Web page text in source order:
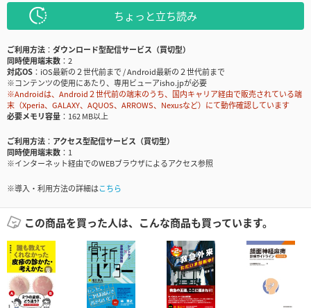
ちょっと立ち読み
ご利用方法
ダウンロード型配信サービス（買切型）
同時使用端末数
2
対応OS
iOS最新の２世代前まで / Android最新の２世代前まで
※コンテンツの使用にあたり、専用ビューアisho.jpが必要
※Androidは、Android２世代前の端末のうち、国内キャリア経由で販売されている端
末（Xperia、GALAXY、AQUOS、ARROWS、Nexusなど）にて動作確認しています
必要メモリ容量
162 MB以上
ご利用方法
アクセス型配信サービス（買切型）
同時使用端末数
1
※インターネット経由でのWEBブラウザによるアクセス参照
※導入・利用方法の詳細はこちら
この商品を買った人は、こんな商品も買っています。